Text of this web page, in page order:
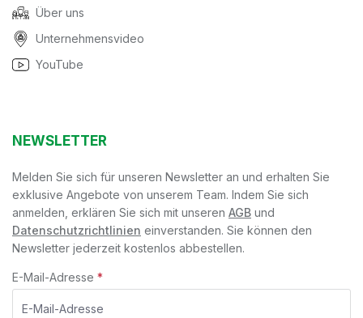
Über uns
Unternehmensvideo
YouTube
NEWSLETTER
Melden Sie sich für unseren Newsletter an und erhalten Sie
exklusive Angebote von unserem Team. Indem Sie sich
anmelden, erklären Sie sich mit unseren AGB und
Datenschutzrichtlinien einverstanden. Sie können den
Newsletter jederzeit kostenlos abbestellen.
E-Mail-Adresse *